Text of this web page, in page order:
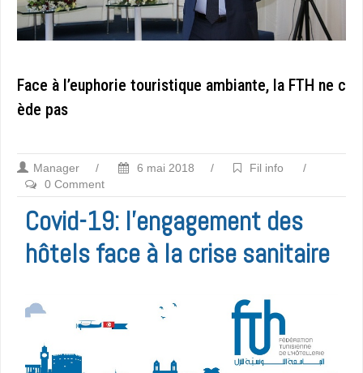
Face à l’euphorie touristique ambiante, la FTH ne c
ède pas
Manager / 6 mai 2018 / Fil info
/
0 Comment
Covid-19: l’engagement des
hôtels face à la crise sanitaire